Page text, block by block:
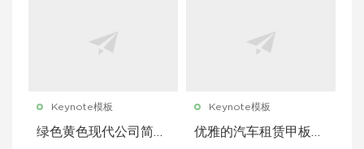
Keynote模板
绿色黄色现代公司简介
Keynote模板
优雅的汽车租赁甲板主